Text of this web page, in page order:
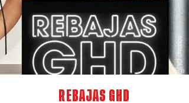
REBAJAS GHD